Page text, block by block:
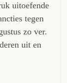
uitoefende
tegen
zo ver.
uit en